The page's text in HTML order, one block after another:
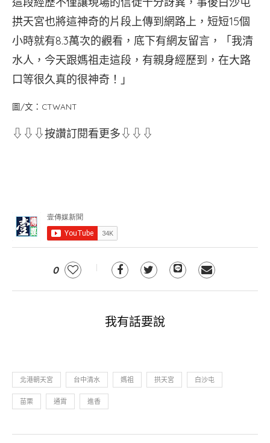
拱天宮也將這神奇的片段上傳到網路上，短短15個
小時就有8.3萬次的觀看，底下有網友留言，「我清
水人，今天跟媽祖走這段，有親身經歷到，在大路
口等很久真的很神奇！」
圖/文：CTWANT
⇩⇩⇩按讚訂閱看更多⇩⇩⇩
0
我有話要說
北港朝天宮 台中清水 媽祖 拱天宮 白沙屯
苗栗 通霄 進香